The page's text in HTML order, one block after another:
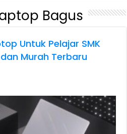
Bagus
Untuk Pelajar SMK
Murah Terbaru